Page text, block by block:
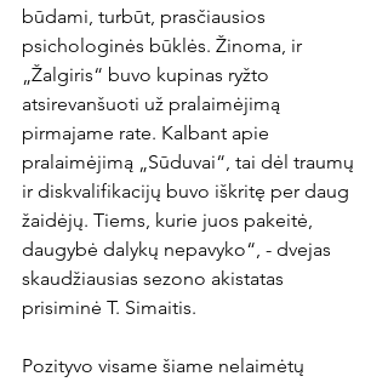
būdami, turbūt, prasčiausios
psichologinės būklės. Žinoma, ir
„Žalgiris“ buvo kupinas ryžto
atsirevanšuoti už pralaimėjimą
pirmajame rate. Kalbant apie
pralaimėjimą „Sūduvai“, tai dėl traumų
ir diskvalifikacijų buvo iškritę per daug
žaidėjų. Tiems, kurie juos pakeitė,
daugybė dalykų nepavyko“, - dvejas
skaudžiausias sezono akistatas
prisiminė T. Simaitis.
Pozityvo visame šiame nelaimėtų